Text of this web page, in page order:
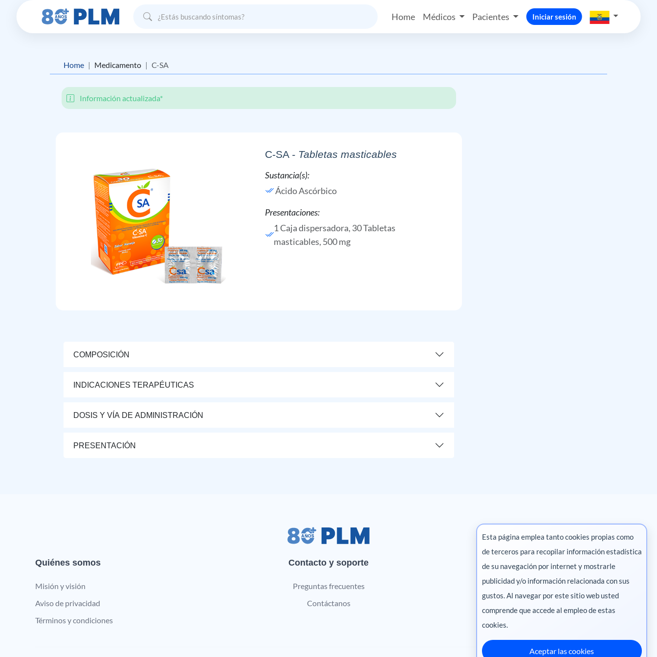
Home Médicos Pacientes Iniciar sesión
Home Medicamento C-SA
Información actualizada*
C-SA - Tabletas masticables
Sustancia(s):
Ácido Ascórbico
Presentaciones:
1 Caja dispersadora, 30 Tabletas
masticables, 500 mg
COMPOSICIÓN
INDICACIONES TERAPÉUTICAS
DOSIS Y VÍA DE ADMINISTRACIÓN
PRESENTACIÓN
Quiénes somos
Misión y visión
Aviso de privacidad
Términos y condiciones
Contacto y soporte
Preguntas frecuentes
Contáctanos
Marketing digital
Pharma
Esta página emplea tanto cookies propias como
de terceros para recopilar información estadística
de su navegación por internet y mostrarle
publicidad y/o información relacionada con sus
gustos. Al navegar por este sitio web usted
comprende que accede al empleo de estas
cookies.
Aceptar las cookies